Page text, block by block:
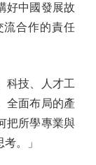
好中國發展故
流合作的責任
技、人才工
全面布局的產
把所學專業與
。」